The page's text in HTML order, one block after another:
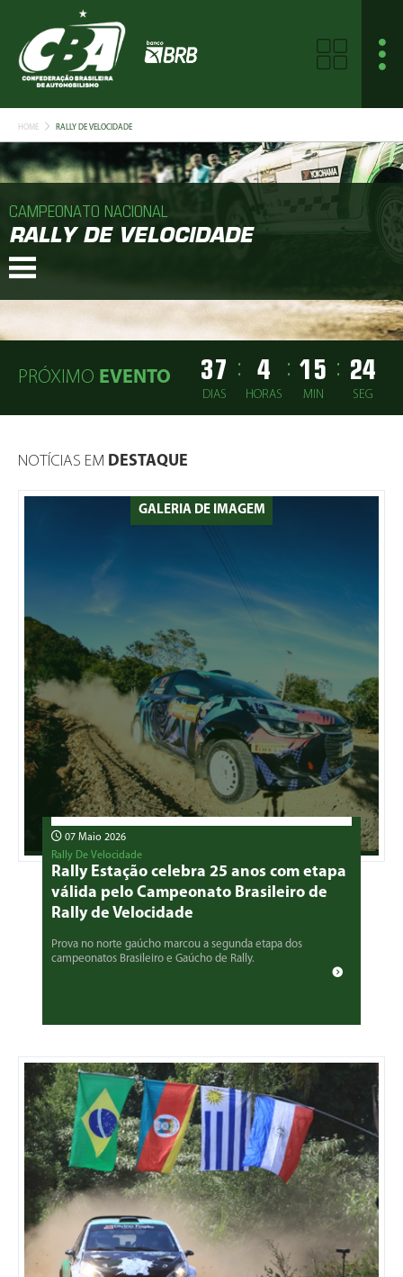
HOME RALLY DE VELOCIDADE
CAMPEONATO NACIONAL
RALLY DE VELOCIDADE
PRÓXIMO EVENTO 37
DIAS
: 4
HORAS
: 15
MIN
: 24
SEG
NOTÍCIAS EM DESTAQUE
GALERIA DE IMAGEM
07 Maio 2026
Rally De Velocidade
Rally Estação celebra 25 anos com etapa
válida pelo Campeonato Brasileiro de
Rally de Velocidade
Prova no norte gaúcho marcou a segunda etapa dos
campeonatos Brasileiro e Gaúcho de Rally.